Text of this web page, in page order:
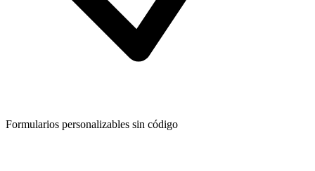
Formularios personalizables sin código